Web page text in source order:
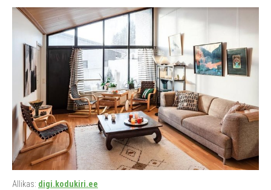
Allikas: digi.kodukiri.ee